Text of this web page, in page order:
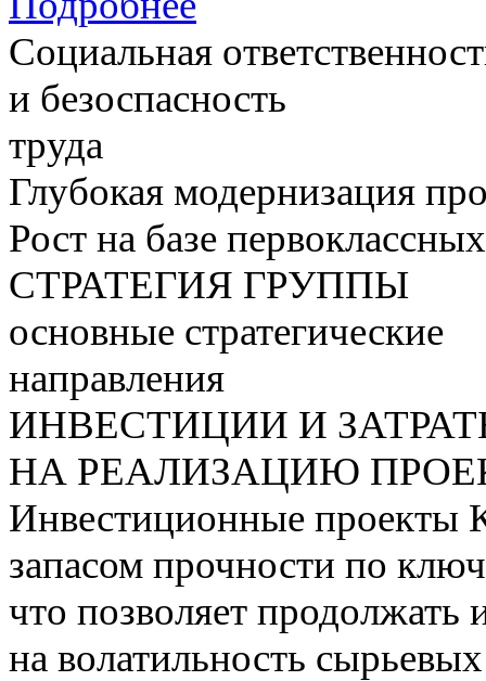
Социальная
и безоспасность
труда
Глубокая модернизация
Рост на базе
СТРАТЕГИЯ ГРУППЫ
основные стратегические
направления
ИНВЕСТИЦИИ И
НА РЕАЛИЗАЦИЮ
Инвестиционные проекты
запасом прочности по
что позволяет продолжать
на волатильность